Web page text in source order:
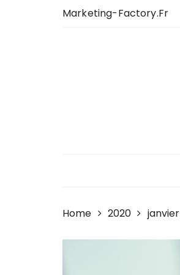
Marketing-Factory.fr
Home 2020 janvier